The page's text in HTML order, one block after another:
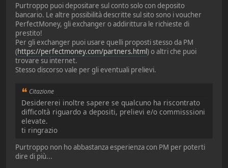
Purtroppo puoi depositare sul conto solo con deposito
bancario. Le altre possibilità descritte sul sito sono i voucher
PerfectMoney, gli exchanger o addirittura le richieste di
prestito!
Per gli exchanger puoi usare quelli proposti stesso da PM
(https://perfectmoney.com/partners.html) o altri che puoi
trovare su internet.
Stesso discorso vale per gli eventuali prelievi.
Citazione
Desidererei inoltre sapere se qualcuno ha riscontrato
difficoltà riguardo a depositi, prelievi e/o commisssioni
elevate.
ti ringrazio
Purtroppo non ho abbastanza esperienza con PM per poterti
dire di più...